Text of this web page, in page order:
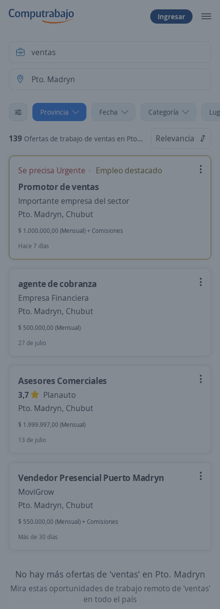
Ingresar
Provincia Fecha Categoría
139 Ofertas de trabajo de ventas en Pto. Madryn, Chubut Relevancia
Se precisa Urgente Empleo destacado
Promotor de ventas
Importante empresa del sector
Pto. Madryn, Chubut
$ 1.000.000,00 (Mensual) + Comisiones
Hace 7 días
agente de cobranza
Empresa Financiera
Pto. Madryn, Chubut
$ 500.000,00 (Mensual)
27 de julio
Asesores Comerciales
3,7
Planauto
Pto. Madryn, Chubut
$ 1.999.997,00 (Mensual)
13 de julio
Vendedor Presencial Puerto Madryn
MoviGrow
Pto. Madryn, Chubut
$ 550.000,00 (Mensual) + Comisiones
Más de 30 días
No hay más ofertas de 'ventas' en Pto. Madryn
Mira estas oportunidades de trabajo remoto de 'ventas'
en todo el país